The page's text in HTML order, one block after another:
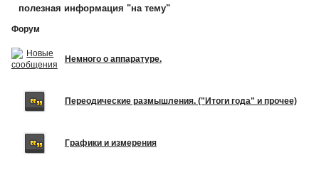
полезная информация "на тему"
Форум
Немного о аппаратуре.
Переодические размышления. ("Итоги года" и прочее)
Графики и измерения